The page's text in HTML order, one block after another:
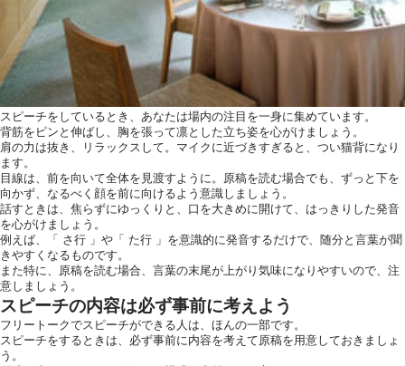
スピーチをしているとき、あなたは場内の注目を一身に集めています。
背筋をピンと伸ばし、胸を張って凛とした立ち姿を心がけましょう。
肩の力は抜き、リラックスして。マイクに近づきすぎると、つい猫背になり
ます。
目線は、前を向いて全体を見渡すように。原稿を読む場合でも、ずっと下を
向かず、なるべく顔を前に向けるよう意識しましょう。
話すときは、焦らずにゆっくりと、口を大きめに開けて、はっきりした発音
を心がけましょう。
例えば、「 さ行 」や「 た行 」を意識的に発音するだけで、随分と言葉が聞
きやすくなるものです。
また特に、原稿を読む場合、言葉の末尾が上がり気味になりやすいので、注
意しましょう。
スピーチの内容は必ず事前に考えよう
フリートークでスピーチができる人は、ほんの一部です。
スピーチをするときは、必ず事前に内容を考えて原稿を用意しておきましょ
う。